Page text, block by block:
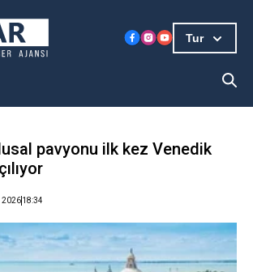
Tur
pavyonu ilk kez Venedik
202618:34